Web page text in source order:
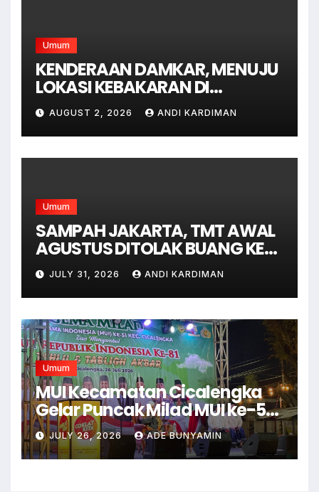
Umum
KENDERAAN DAMKAR, MENUJU
LOKASI KEBAKARAN DI
JAGAKARSA JAKARTA
SELATAN
AUGUST 2, 2026 ANDI KARDIMAN
Umum
SAMPAH JAKARTA, TMT AWAL
AGUSTUS DITOLAK BUANG KE
BANTAR GEBANG
JULY 31, 2026 ANDI KARDIMAN
Umum
MUI Kecamatan Cicalengka
Gelar Puncak Milad MUI ke-51
dengan Tabligh Akbar
JULY 26, 2026 ADE BUNYAMIN